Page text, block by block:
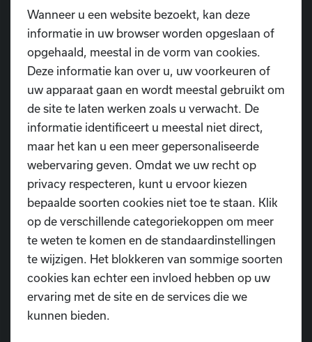
van een week vol plezier in een warme en
kindvriendelijke sfeer. 🍂
De kinderen dansen er op los op leuke
muziek, maken mooie knutselwerkjes in
herfst- en Halloweensfeer, en beleven samen
een gezellige en griezelige week vol plezier.
🎃
Kom mee spelen, bewegen en genieten van
de magie van de herfst bij ons!
👉 Wees er snel bij, de plaatsen zijn beperkt!
Schrijf in voor het herfstkamp
Mutualiteitsattest
Wanneer u een website bezoekt, kan deze
informatie in uw browser worden opgeslaan of
opgehaald, meestal in de vorm van cookies.
Deze informatie kan over u, uw voorkeuren of
uw apparaat gaan en wordt meestal gebruikt om
de site te laten werken zoals u verwacht. De
informatie identificeert u meestal niet direct,
maar het kan u een meer gepersonaliseerde
webervaring geven. Omdat we uw recht op
privacy respecteren, kunt u ervoor kiezen
bepaalde soorten cookies niet toe te staan. Klik
op de verschillende categoriekoppen om meer
te weten te komen en de standaardinstellingen
te wijzigen. Het blokkeren van sommige soorten
cookies kan echter een invloed hebben op uw
ervaring met de site en de services die we
kunnen bieden.